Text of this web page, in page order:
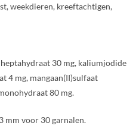
weekdieren, kreeftachtigen,
30 mg, kaliumjodide
4 mg, mangaan(II)sulfaat
80 mg.
mm voor 30 garnalen.